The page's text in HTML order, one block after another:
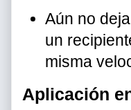
Aún no
un
misma
Aplicación